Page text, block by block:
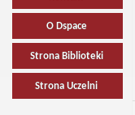
O Dspace
Strona Biblioteki
Strona Uczelni